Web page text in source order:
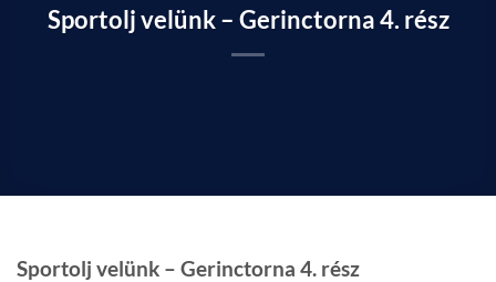
Sportolj velünk – Gerinctorna 4. rész
Sportolj velünk – Gerinctorna 4. rész